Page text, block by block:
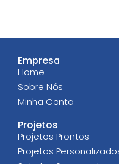
Projetos
Projetos Prontos
Projetos
Empresa
Home
Sobre Nós
Minha Conta